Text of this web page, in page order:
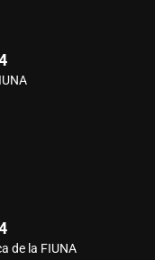
de la FIUNA